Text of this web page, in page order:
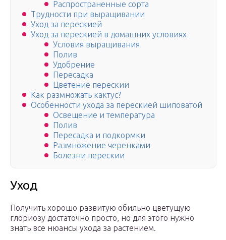
Распространенные сорта
Трудности при выращивании
Уход за перескией
Уход за перескией в домашних условиях
Условия выращивания
Полив
Удобрение
Пересадка
Цветение перескии
Как размножать кактус?
Особенности ухода за перескией шиповатой
Освещение и температура
Полив
Пересадка и подкормки
Размножение черенками
Болезни перескии
Уход
Получить хорошо развитую обильно цветущую
глориозу достаточно просто, но для этого нужно
знать все нюансы ухода за растением.